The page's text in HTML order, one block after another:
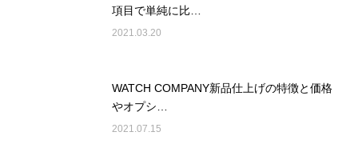
項目で単純に比…
2021.03.20
WATCH COMPANY新品仕上げの特徴と価格
やオプシ…
2021.07.15